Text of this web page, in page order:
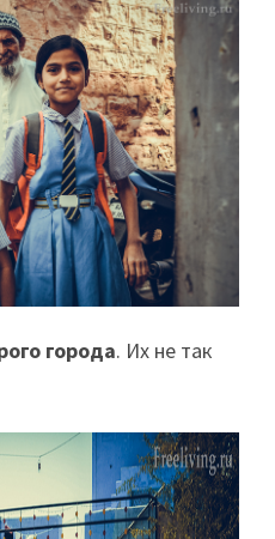
города. Их не так